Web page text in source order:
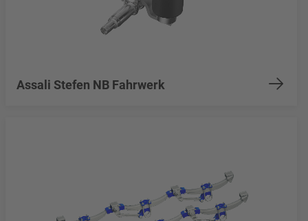
Assali Stefen NB Fahrwerk